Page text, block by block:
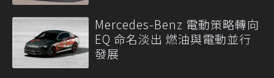
Mercedes-Benz 電動策略轉向
EQ 命名淡出 燃油與電動並行
發展